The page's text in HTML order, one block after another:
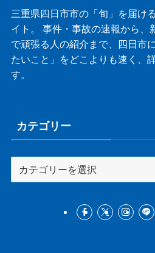
三重県四日市市の「旬」を届け
イト。 事件・事故の速報から、
で頑張る人の紹介まで、四日市
たいこと」をどこよりも速く、
す。
カテゴリー